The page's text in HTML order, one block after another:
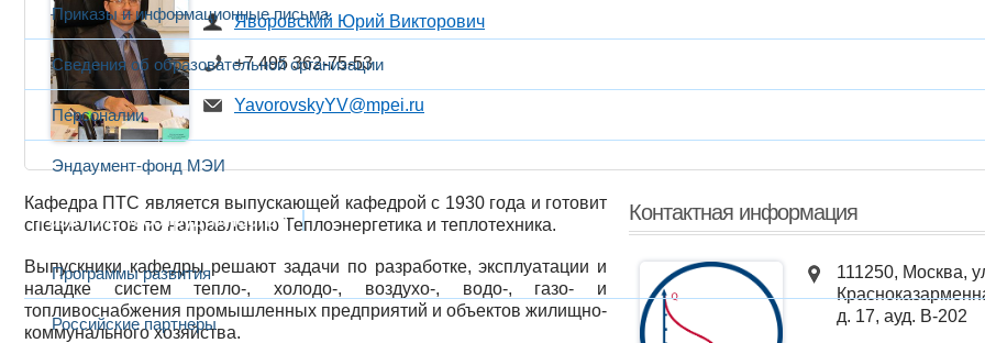
Приказы и информационные письма
Сведения об образовательной организации
Персоналии
Эндаумент-фонд МЭИ
Развитие и сотрудничество
Программы развития
Российские партнеры
Яворовский Юрий Викторович
+7 495 362-75-53
YavorovskyYV@mpei.ru
Контактная информация
111250, Москва,
д. 17, ауд. В-202
Кафедра ПТС является выпускающей кафедрой с 1930 года и готовит
специалистов по ​направлению Теплоэнергетика и теплотехника.
Выпускники кафедры решают задачи по разработке, эксплуатации и
наладке систем тепло-, холодо-, воздухо-, водо-, газо- и
топливоснабжения промышленных предприятий и объектов жилищно-
коммунального хозяйства.